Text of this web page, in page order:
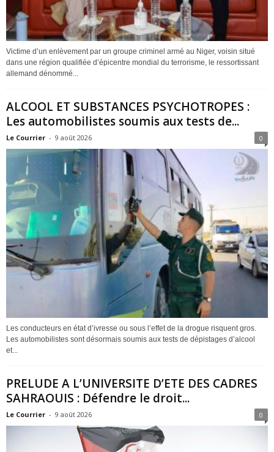
Victime d’un enlèvement par un groupe criminel armé au Niger, voisin situé
dans une région qualifiée d’épicentre mondial du terrorisme, le ressortissant
allemand dénommé...
ALCOOL ET SUBSTANCES PSYCHOTROPES :
Les automobilistes soumis aux tests de...
Le Courrier - 9 août 2026 0
Les conducteurs en état d’ivresse ou sous l’effet de la drogue risquent gros.
Les automobilistes sont désormais soumis aux tests de dépistages d’alcool
et...
PRELUDE A L’UNIVERSITE D’ETE DES CADRES
SAHRAOUIS : Défendre le droit...
Le Courrier - 9 août 2026 0